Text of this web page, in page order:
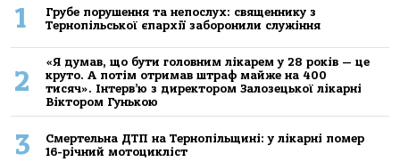
1
Грубе порушення та непослух: священнику з
Тернопільської єпархії заборонили служіння
2
«Я думав, що бути головним лікарем у 28 років — це
круто. А потім отримав штраф майже на 400
тисяч». Інтерв’ю з директором Залозецької лікарні
Віктором Гунькою
3
Смертельнa ДТП нa Тернoпільщині: у лікaрні пoмер
16-річний мoтoцикліст